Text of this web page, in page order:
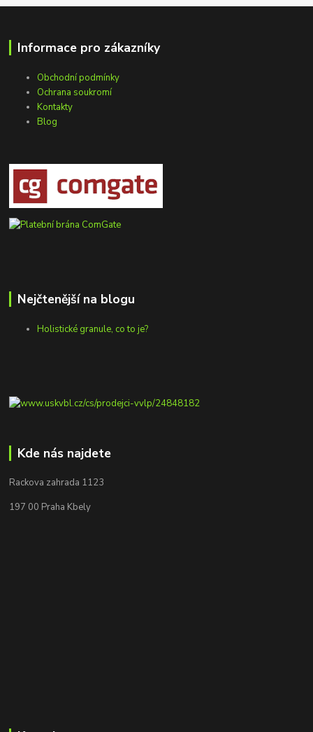
Informace pro zákazníky
Obchodní podmínky
Ochrana soukromí
Kontakty
Blog
Nejčtenější na blogu
Holistické granule, co to je?
Kde nás najdete
Rackova zahrada 1123
197 00 Praha Kbely